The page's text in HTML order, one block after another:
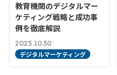
教育機関のデジタルマー
ケティング戦略と成功事
例を徹底解説
2025.10.30
デジタルマーケティング